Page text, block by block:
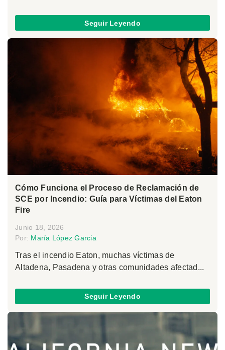
Seguir Leyendo
Cómo Funciona el Proceso de Reclamación de
SCE por Incendio: Guía para Víctimas del Eaton
Fire
Junio 18, 2026
Por: María López Garcia
Tras el incendio Eaton, muchas víctimas de
Altadena, Pasadena y otras comunidades afectad...
Seguir Leyendo